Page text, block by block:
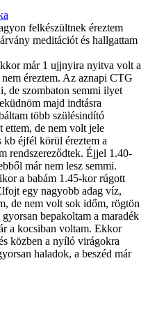
felkészültnek éreztem
meditációt és hallgattam
már 1 ujjnyira nyitva volt a
éreztem. Az aznapi CTG
de szombaton semmi ilyet
majd indtásra
több szülésindító
ettem, de nem volt jele
kb éjfél körül éreztem a
rendszereződtek. Éjjel 1.40-
már nem lesz semmi.
a babám 1.45-kor rúgott
egy nagyobb adag víz,
de nem volt sok időm, rögtön
bepakoltam a maradék
a kocsiban voltam. Ekkor
közben a nyíló virágokra
haladok, a beszéd már